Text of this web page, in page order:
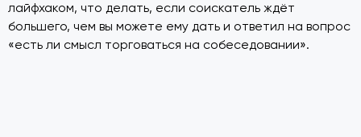
лайфхаком, что делать, если соискатель ждёт
большего, чем вы можете ему дать и ответил на вопрос
«есть ли смысл торговаться на собеседовании».